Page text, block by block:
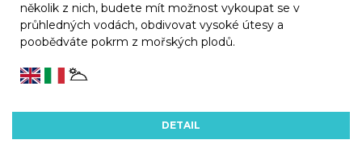
několik z nich, budete mít možnost vykoupat se v
průhledných vodách, obdivovat vysoké útesy a
poobědváte pokrm z mořských plodů.
DETAIL